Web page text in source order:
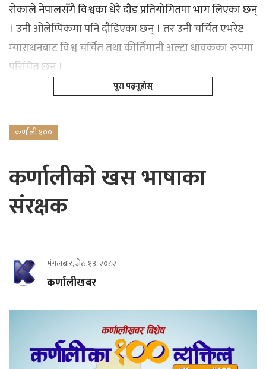
रोकाले नेपालसँगै विश्वका धेरै दौड प्रतियोगितमा भाग लिएका छन्
। उनी ओलेम्पिकमा पनि दौडिएका छन् । तर उनी चर्चित एभरेष्ट
म्याराथनबाट विश्व चर्चित तथा कीर्तिमानी अल्टा धावकका रुपमा
परिचित छन् ।
पूरा पढ्नूहोस्
कर्णाली १००
कर्णालीको खस भाषाका
संरक्षक
मंगलबार, जेठ १३, २०८२
कर्णालीखबर